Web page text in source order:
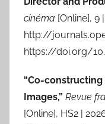
cinéma [Online], 9
http://
https://doi.org/
“Co-
Images,” Revue
[Online], HS2 |